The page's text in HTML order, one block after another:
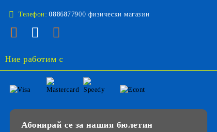
Телефон: 0886877900 физически магазин
Ние работим с
Абонирай се за нашия бюлетин